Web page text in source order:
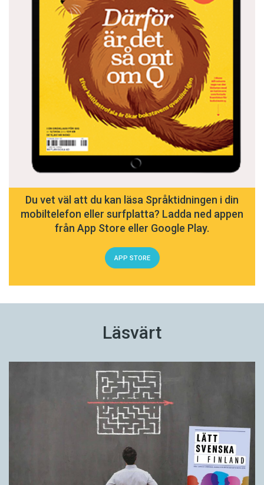
Du vet väl att du kan läsa Språktidningen i din
mobiltelefon eller surfplatta? Ladda ned appen
från App Store eller Google Play.
APP STORE
Läsvärt